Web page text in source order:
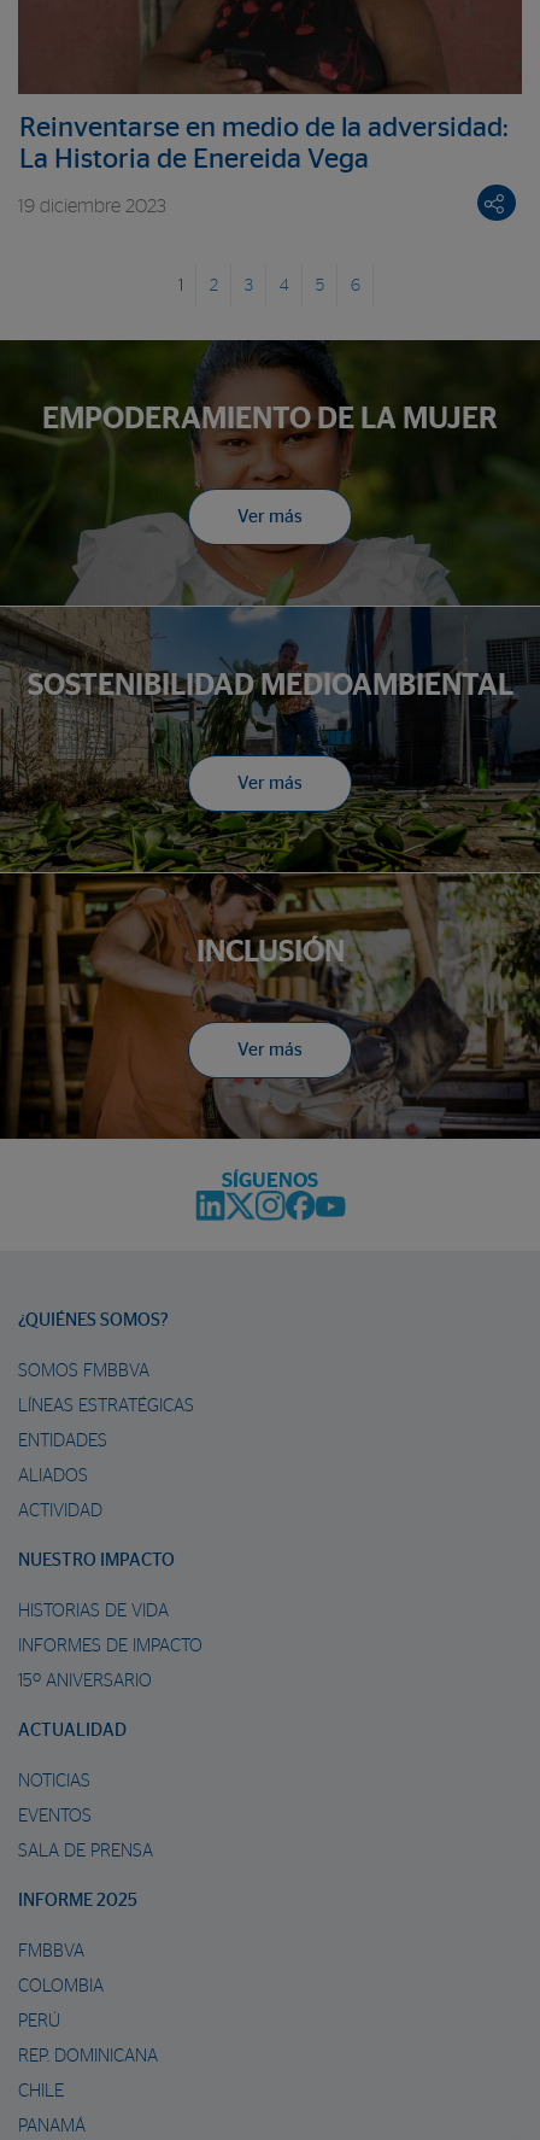
Reinventarse en medio de la adversidad:
La Historia de Enereida Vega
19 diciembre 2023
1 2 3 4 5 6
EMPODERAMIENTO DE LA MUJER
Ver más
SOSTENIBILIDAD MEDIOAMBIENTAL
Ver más
INCLUSIÓN
Ver más
SÍGUENOS
¿QUIÉNES SOMOS?
SOMOS FMBBVA
LÍNEAS ESTRATÉGICAS
ENTIDADES
ALIADOS
ACTIVIDAD
NUESTRO IMPACTO
HISTORIAS DE VIDA
INFORMES DE IMPACTO
15º ANIVERSARIO
ACTUALIDAD
NOTICIAS
EVENTOS
SALA DE PRENSA
INFORME 2025
FMBBVA
COLOMBIA
PERÚ
REP. DOMINICANA
CHILE
PANAMÁ